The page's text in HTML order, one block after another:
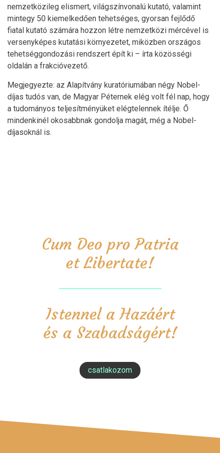
nemzetközileg elismert, világszínvonalú kutató, valamint
mintegy 50 kiemelkedően tehetséges, gyorsan fejlődő
fiatal kutató számára hozzon létre nemzetközi mércével is
versenyképes kutatási környezetet, miközben országos
tehetséggondozási rendszert épít ki – írta közösségi
oldalán a frakcióvezető.
Megjegyezte: az Alapítvány kuratóriumában négy Nobel-
díjas tudós van, de Magyar Péternek elég volt fél nap, hogy
a tudományos teljesítményüket elégtelennek ítélje. Ő
mindenkinél okosabbnak gondolja magát, még a Nobel-
díjasoknál is.
Cum Deo pro Patria
et Libertate!
Istennel a Hazáért
és a Szabadságért!
csatlakozom